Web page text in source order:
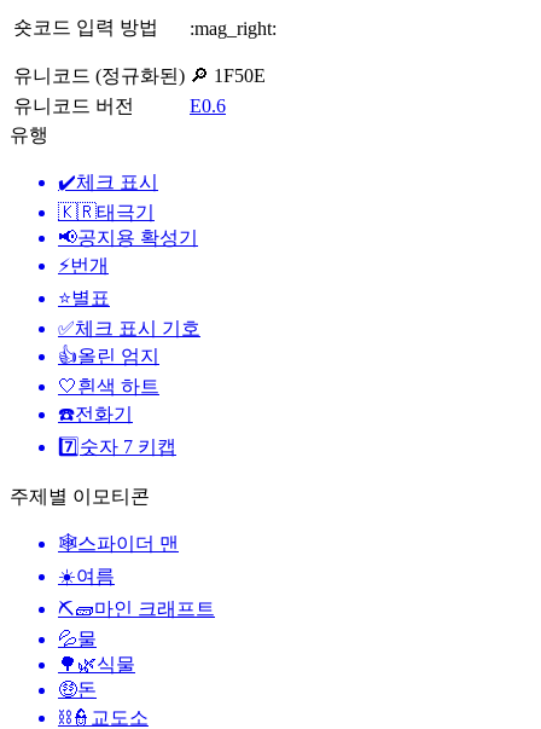
숏코드 입력 방법 :mag_right:
유니코드 (정규화된) 🔎 1F50E
유니코드 버전
E0.6
유행
✔️체크 표시
🇰🇷태극기
📢공지용 확성기
⚡번개
⭐별표
✅체크 표시 기호
👍올린 엄지
🤍흰색 하트
☎️전화기
7️⃣ 숫자 7 키캡
주제별 이모티콘
🕸️스파이더 맨
☀️여름
⛏🧱마인 크래프트
💦물
🌳🌿식물
🤑돈
⛓️👮 교도소